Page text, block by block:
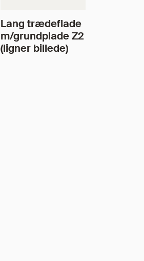
Lang trædeflade
m/grundplade Z2
(ligner billede)